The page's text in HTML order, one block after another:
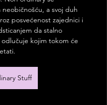
neobičnošću, a svoj duh
posvećenost zajednici i
da stalno
odlučuje kojim tokom će
Stuff